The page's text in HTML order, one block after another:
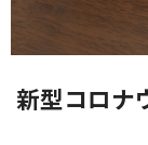
新型コロナ